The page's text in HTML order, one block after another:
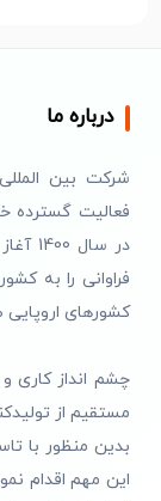
درباره ما
شرکت بین
فعالیت گسترده
در
فراوانی را به
کشورهای اروپایی
چشم انداز کاری
مستقیم از
بدین منظور با
این مهم اقدام